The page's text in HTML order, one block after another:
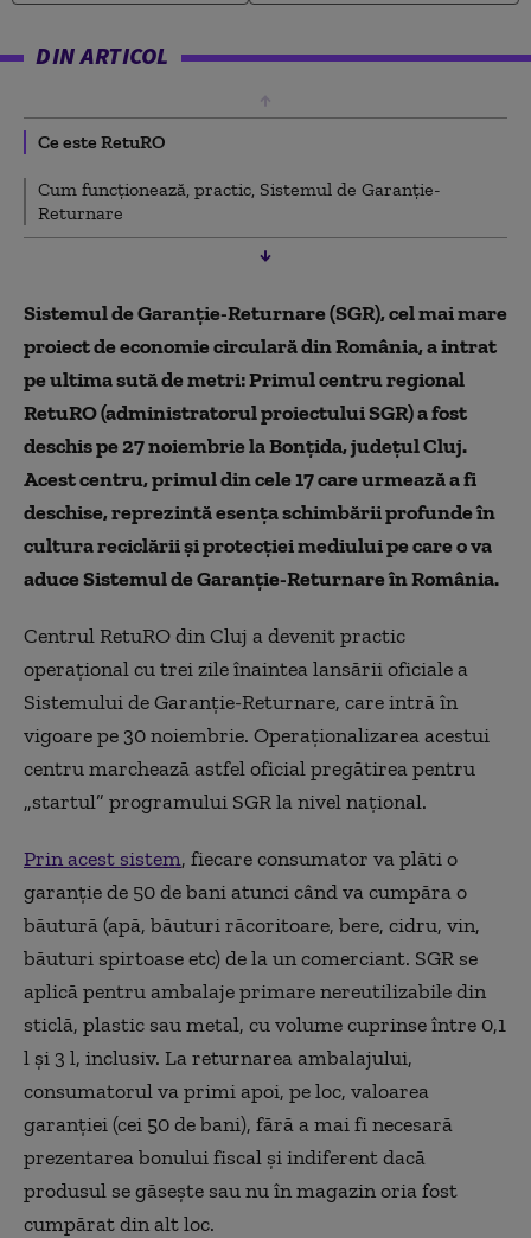
DIN ARTICOL
Ce este RetuRO
Cum funcționează, practic, Sistemul de Garanție-
Returnare
Sistemul de Garanție-Returnare (SGR), cel mai mare
proiect de economie circulară din România, a intrat
pe ultima sută de metri: Primul centru regional
RetuRO (administratorul proiectului SGR) a fost
deschis pe 27 noiembrie la Bonțida, județul Cluj.
Acest centru, primul din cele 17 care urmează a fi
deschise, reprezintă esența schimbării profunde în
cultura reciclării și protecției mediului pe care o va
aduce Sistemul de Garanție-Returnare în România.
Centrul RetuRO din Cluj a devenit practic
operațional cu trei zile înaintea lansării oficiale a
Sistemului de Garanție-Returnare, care intră în
vigoare pe 30 noiembrie. Operaționalizarea acestui
centru marchează astfel oficial pregătirea pentru
„startul” programului SGR la nivel național.
Prin acest sistem, fiecare consumator va plăti o
garanție de 50 de bani atunci când va cumpăra o
băutură (apă, băuturi răcoritoare, bere, cidru, vin,
băuturi spirtoase etc) de la un comerciant. SGR se
aplică pentru ambalaje primare nereutilizabile din
sticlă, plastic sau metal, cu volume cuprinse între 0,1
l şi 3 l, inclusiv. La returnarea ambalajului,
consumatorul va primi apoi, pe loc, valoarea
garanției (cei 50 de bani), fără a mai fi necesară
prezentarea bonului fiscal și indiferent dacă
produsul se găsește sau nu în magazin oria fost
cumpărat din alt loc.